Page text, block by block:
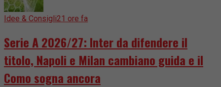
Idee & Consigli21 ore fa
Serie A 2026/27: Inter da difendere il
titolo, Napoli e Milan cambiano guida e il
Como sogna ancora